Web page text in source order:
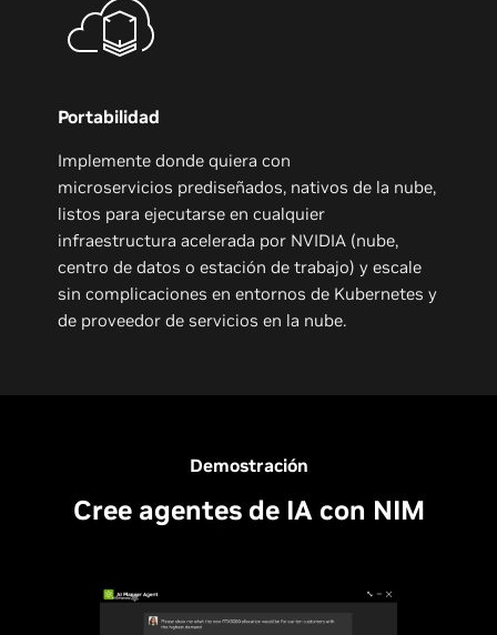
Portabilidad
Implemente donde quiera con
microservicios prediseñados, nativos de la nube,
listos para ejecutarse en cualquier
infraestructura acelerada por NVIDIA (nube,
centro de datos o estación de trabajo) y escale
sin complicaciones en entornos de Kubernetes y
de proveedor de servicios en la nube.
Demostración
Cree agentes de IA con NIM